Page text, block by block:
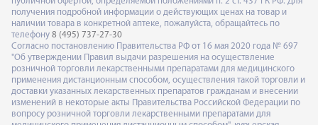
получения подробной информации о действующих ценах на товар и
наличии товара в конкретной аптеке, пожалуйста, обращайтесь по
телефону 8 (495) 737-27-30
Согласно постановлению Правительства РФ от 16 мая 2020 года № 697
"Об утверждении Правил выдачи разрешения на осуществление
розничной торговли лекарственными препаратами для медицинского
применения дистанционным способом, осуществления такой торговли и
доставки указанных лекарственных препаратов гражданам и внесении
изменений в некоторые акты Правительства Российской Федерации по
вопросу розничной торговли лекарственными препаратами для